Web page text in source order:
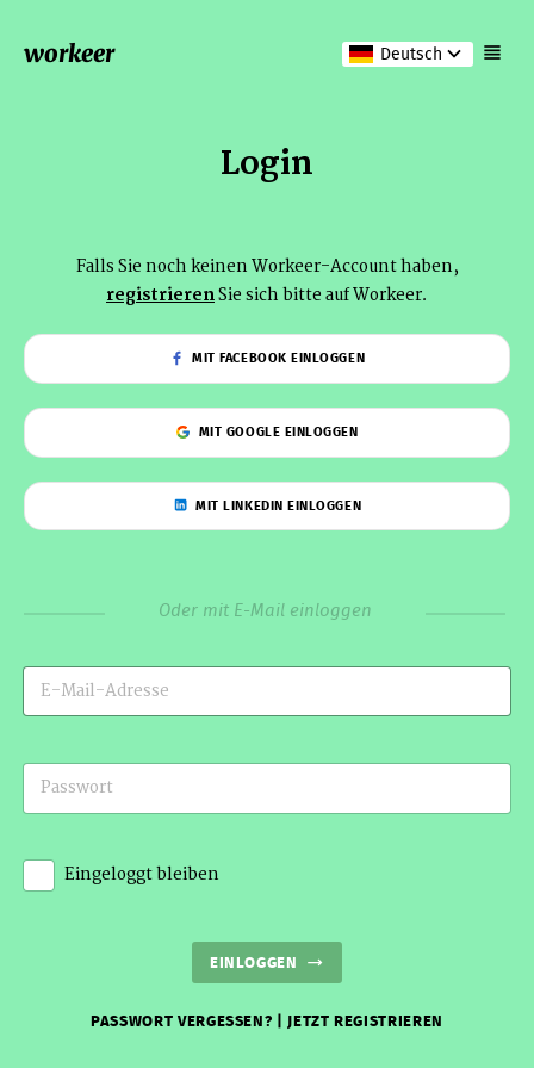
workeer Deutsch
Login
Falls Sie noch keinen Workeer-Account haben,
registrierenSie sich bitte auf Workeer.
MIT FACEBOOK EINLOGGEN
MIT GOOGLE EINLOGGEN
MIT LINKEDIN EINLOGGEN
Oder mit E-Mail einloggen
Eingeloggt bleiben
EINLOGGEN
PASSWORT VERGESSEN? |JETZT REGISTRIEREN